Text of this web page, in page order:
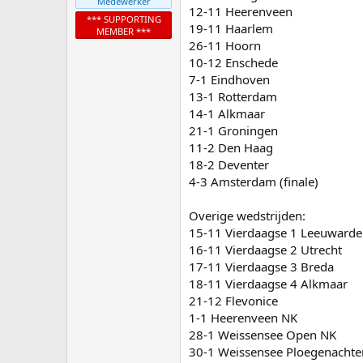
*** SUPPORTING
MEMBER ***
12-11 Heerenveen
19-11 Haarlem
26-11 Hoorn
10-12 Enschede
7-1 Eindhoven
13-1 Rotterdam
14-1 Alkmaar
21-1 Groningen
11-2 Den Haag
18-2 Deventer
4-3 Amsterdam (finale)
Overige wedstrijden:
15-11 Vierdaagse 1
16-11 Vierdaagse 2 Utrecht
17-11 Vierdaagse 3 Breda
18-11 Vierdaagse 4 Alkmaar
21-12 Flevonice
1-1 Heerenveen NK
28-1 Weissensee Open NK
30-1 Weissensee